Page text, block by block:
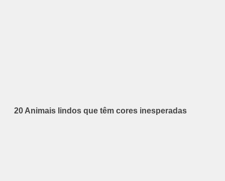
20 Animais lindos que têm cores inesperadas